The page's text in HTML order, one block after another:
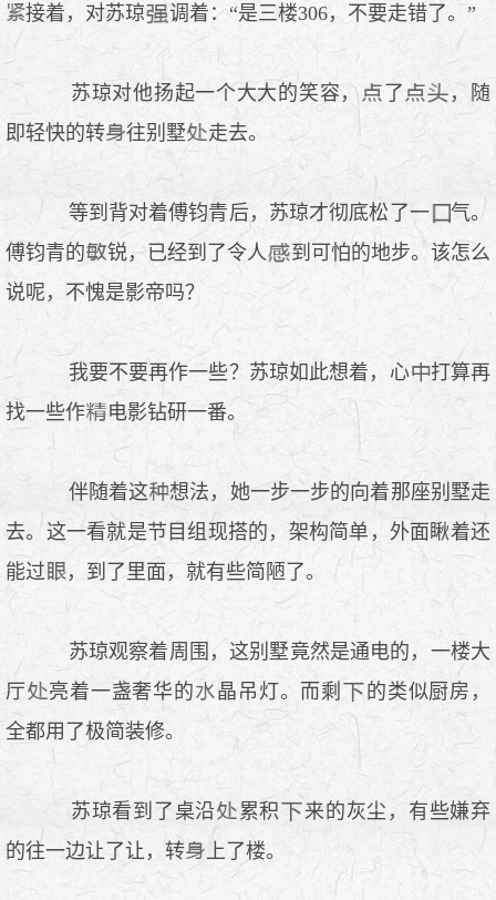
接着，对苏琼
调着：“是三楼306，不要走错了。”
苏琼对他扬起一个大大的笑容， 了
，随
即轻快的转
往别墅 走去。
等到背对着傅钧青后，苏琼才彻底松了一
气。
傅钧青的
锐，已经到了令人
到可怕的地步。该怎么
说呢，不愧是影帝吗？
我要不要再作一些？苏琼如此想着，心
打算再
找一些作
电影钻研一番。
伴随着这
想法，她一步一步的向着那座别墅走
去。这一看就是节目组现搭的，架构简单，外面瞅着还
能过
，到了里面，就有些简陋了。
苏琼观察着周围，这别墅竟然是通电的，一楼大
厅
亮着一盏奢华的 晶吊灯。而剩
的类似厨房，
全都用了极简装修。
苏琼看到了桌沿 累积
来的灰尘，有些嫌弃
的往一边让了让，转
上了楼。